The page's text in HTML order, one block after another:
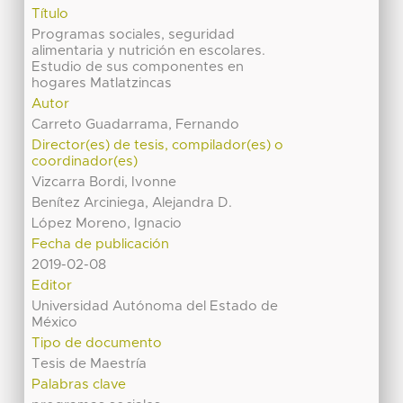
Título
Programas sociales, seguridad
alimentaria y nutrición en escolares.
Estudio de sus componentes en
hogares Matlatzincas
Autor
Carreto Guadarrama, Fernando
Director(es) de tesis, compilador(es) o
coordinador(es)
Vizcarra Bordi, Ivonne
Benítez Arciniega, Alejandra D.
López Moreno, Ignacio
Fecha de publicación
2019-02-08
Editor
Universidad Autónoma del Estado de
México
Tipo de documento
Tesis de Maestría
Palabras clave